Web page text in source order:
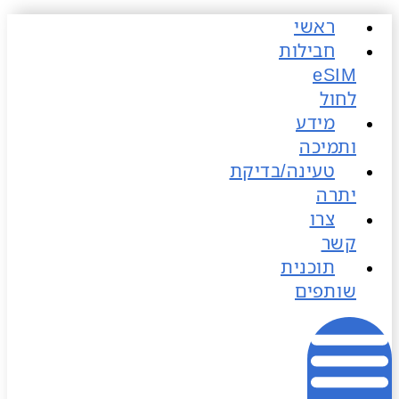
ראשי
חבילות
לחול
מידע
ותמיכה
טעינה/בדיקת
יתרה
צרו
קשר
תוכנית
שותפים